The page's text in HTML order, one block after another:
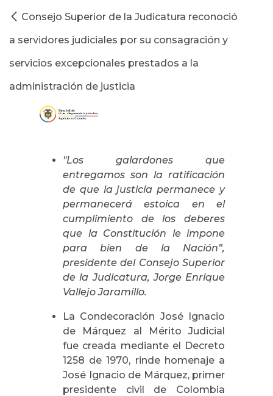
Consejo Superior de la Judicatura reconoció
a servidores judiciales por su consagración y
servicios excepcionales prestados a la
administración de justicia
"Los galardones que
entregamos son la ratificación
de que la justicia permanece y
permanecerá estoica en el
cumplimiento de los deberes
que la Constitución le impone
para bien de la Nación”,
presidente del Consejo Superior
de la Judicatura, Jorge Enrique
Vallejo Jaramillo.
La Condecoración José Ignacio
de Márquez al Mérito Judicial
fue creada mediante el Decreto
1258 de 1970, rinde homenaje a
José Ignacio de Márquez, primer
presidente civil de Colombia